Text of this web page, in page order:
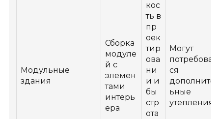
Модульные
здания
Сборка
модуле
й с
элемен
тами
интерь
ера
кос
ть в
пр
оек
тир
ова
ни
и и
бы
стр
ота
Могут
ся
дополнител
ьные
утепления